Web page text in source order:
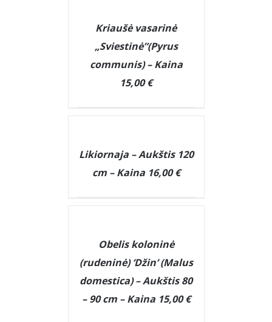
Kriaušė vasarinė
„Sviestinė”(Pyrus
communis) – Kaina
15,00 €
Likiornaja – Aukštis 120
cm – Kaina 16,00 €
Obelis koloninė
(rudeninė) ‘Džin’ (Malus
domestica) – Aukštis 80
– 90 cm – Kaina 15,00 €